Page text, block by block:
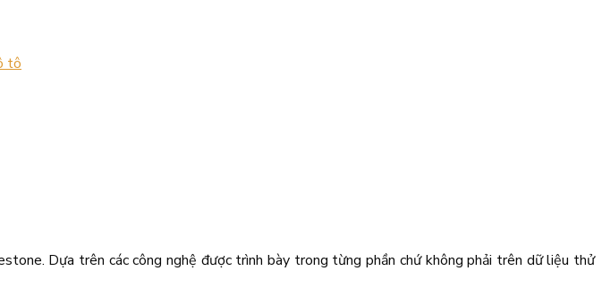
tô
Dựa trên các công nghệ được trình bày trong từng phần chứ không phải trên dữ liệu thử